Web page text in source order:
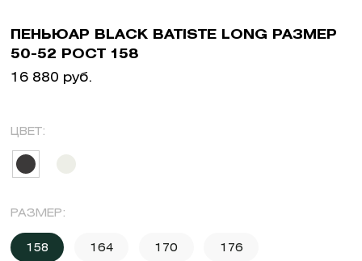
ПЕНЬЮАР BLACK BATISTE LONG РАЗМЕР
50-52 РОСТ 158
16 880 руб.
ЦВЕТ:
РАЗМЕР:
158 164 170 176